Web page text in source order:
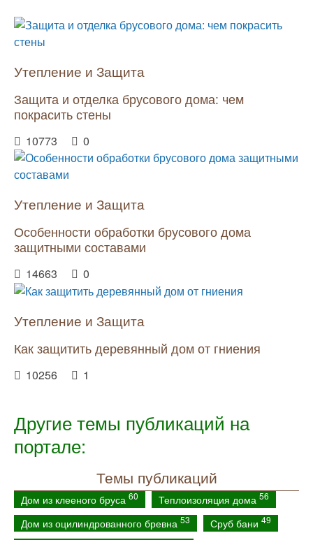
Утепление и Защита
Защита и отделка брусового дома: чем
покрасить стены
10773 0
Утепление и Защита
Особенности обработки брусового дома
защитными составами
14663 0
Утепление и Защита
Как защитить деревянный дом от гниения
10256 1
Другие темы публикаций на
портале:
Темы публикаций
Дом из клееного бруса 60 Теплоизоляция дома 56
Дом из оцилиндрованного бревна 53 Сруб бани 49